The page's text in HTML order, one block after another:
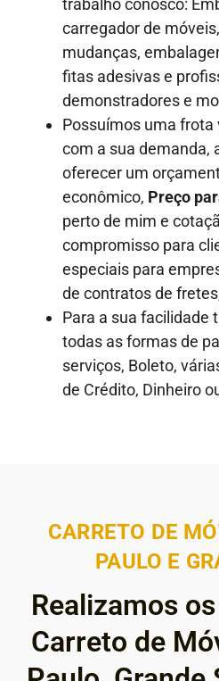
trabalho conosco:
carregador de
mudanças,
fitas adesivas e
demonstradores e
Possuímos uma frota
com a sua demanda,
oferecer um
econômico, Preço
perto de mim e
compromisso para
especiais para
de contratos de
Para a sua facilidade
todas as formas de
serviços, Boleto,
de Crédito, Dinheiro
CARRETO DE
PAULO E
Realizamos
Carreto de